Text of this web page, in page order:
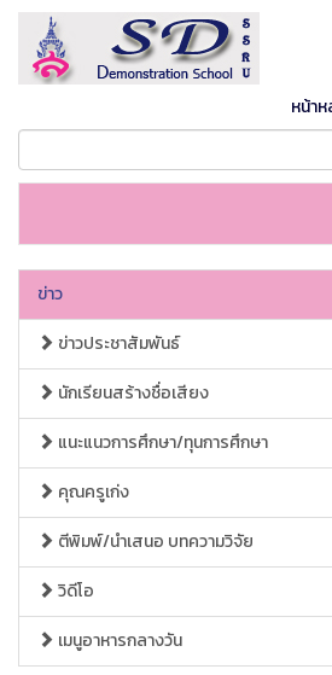
หน้า
ข่าว
ข่าวประชาสัมพันธ์
นักเรียนสร้างชื่อเสียง
แนะแนวการศึกษา/ทุนการศึกษา
คุณครูเก่ง
ตีพิมพ์/นำเสนอ บทความวิจัย
วิดีโอ
เมนูอาหารกลางวัน